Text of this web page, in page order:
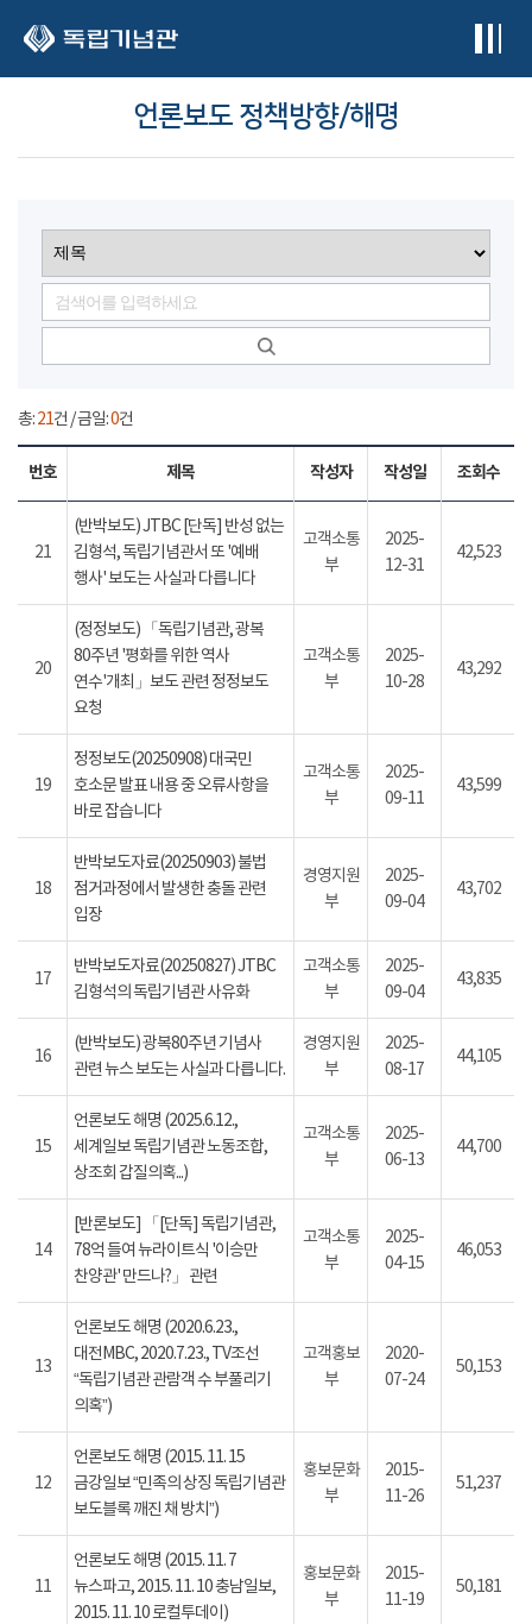
언론보도 정책방향/해명
총:21건 / 금일:0건
번호 제목 작성자 작성일 조회수
21
(반박보도) JTBC [단독] 반성 없는
김형석, 독립기념관서 또 '예배
행사' 보도는 사실과 다릅니다
고객소통
부
2025-
12-31
42,523
20
(정정보도) 「독립기념관, 광복
80주년 '평화를 위한 역사
연수'개최」보도 관련 정정보도
요청
고객소통
부
2025-
10-28
43,292
19
정정보도(20250908) 대국민
호소문 발표 내용 중 오류사항을
바로 잡습니다
고객소통
부
2025-
09-11
43,599
18
반박보도자료(20250903) 불법
점거과정에서 발생한 충돌 관련
입장
경영지원
부
2025-
09-04
43,702
17
반박보도자료(20250827) JTBC
김형석의 독립기념관 사유화
고객소통
부
2025-
09-04
43,835
16
(반박보도) 광복80주년 기념사
관련 뉴스 보도는 사실과 다릅니다.
경영지원
부
2025-
08-17
44,105
15
언론보도 해명 (2025.6.12.,
세계일보 독립기념관 노동조합,
상조회 갑질의혹...)
고객소통
부
2025-
06-13
44,700
14
[반론보도] 「[단독] 독립기념관,
78억 들여 뉴라이트식 '이승만
찬양관' 만드나?」 관련
고객소통
부
2025-
04-15
46,053
13
언론보도 해명 (2020.6.23.,
대전MBC, 2020.7.23., TV조선
“독립기념관 관람객 수 부풀리기
의혹”)
고객홍보
부
2020-
07-24
50,153
12
언론보도 해명 (2015. 11. 15
금강일보 “민족의 상징 독립기념관
보도블록 깨진 채 방치”)
홍보문화
부
2015-
11-26
51,237
11
언론보도 해명 (2015. 11. 7
뉴스파고, 2015. 11. 10 충남일보,
2015. 11. 10 로컬투데이)
홍보문화
부
2015-
11-19
50,181